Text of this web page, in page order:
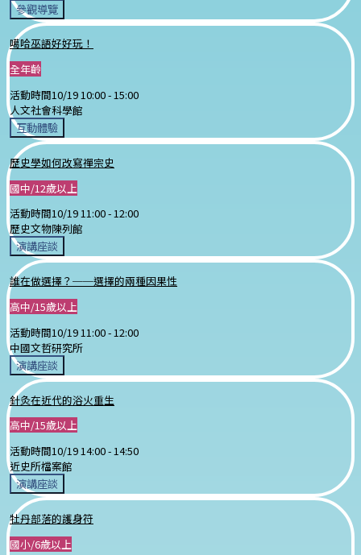
參觀導覽
噶哈巫語好好玩！
全年齡
活動時間10/19 10:00 -15:00
人文社會科學館
互動體驗
歷史學如何改寫禪宗史
國中/12歲以上
活動時間10/19 11:00 -12:00
歷史文物陳列館
演講座談
誰在做選擇？──選擇的兩種因果性
高中/15歲以上
活動時間10/19 11:00 - 12:00
中國文哲研究所
演講座談
針灸在近代的浴火重生
高中/15歲以上
活動時間10/19 14:00 -14:50
近史所檔案館
演講座談
牡丹部落的護身符
國小/6歲以上